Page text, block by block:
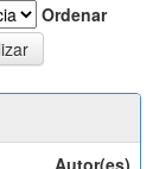
Ordenar
Autor(es)